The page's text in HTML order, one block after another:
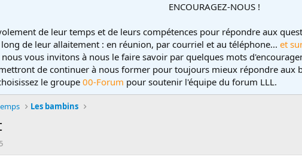
ENCOURAGEZ-NOUS !
de leur temps et de leurs compétences pour répondre aux
de leur allaitement : en réunion, par courriel et au téléphone... et
vous invitons à nous le faire savoir par quelques mots
de continuer à nous former pour toujours mieux répondre aux
le groupe00-Forum pour soutenir l'équipe du forum LLL.
Les bambins